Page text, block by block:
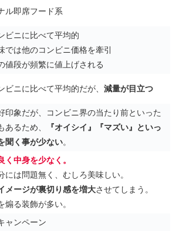
ル即席フード系
ビニに比べて平均的
では他のコンビニ価格を牽引
値段が頻繁に値上げされる
ビニに比べて平均的だが、 減量が目立つ
印象だが、コンビニ界の当たり前といった
あるため、
『オイシイ』『マズい』といっ
聞く事が少ない。
く中身を少なく。
には問題無く、むしろ美味しい。
メージが裏切り感を増大させてしまう。
煽る装飾が多い。
ャンペーン